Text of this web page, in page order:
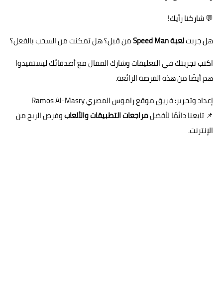
💬 شاركنا رأيك!
هل جربتلعبة Speed Man
من قبل؟ هل تمكنت من السحب بالفعل؟
اكتب تجربتك في التعليقات وشارك المقال مع أصدقائك ليستفيدوا
هم أيضًا من هذه الفرصة الرائعة.
إعداد وتحرير: فريق موقع راموس المصري Ramos Al-Masry
📌 تابعنا دائمًا لأفضلمراجعات التطبيقات والألعابوفرص الربح من
الإنترنت.